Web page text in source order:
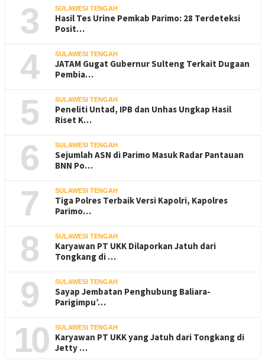
3 SULAWESI TENGAH
Hasil Tes Urine Pemkab Parimo: 28 Terdeteksi
Posit…
4 SULAWESI TENGAH
JATAM Gugat Gubernur Sulteng Terkait Dugaan
Pembia…
5 SULAWESI TENGAH
Peneliti Untad, IPB dan Unhas Ungkap Hasil
Riset K…
6 SULAWESI TENGAH
Sejumlah ASN di Parimo Masuk Radar Pantauan
BNN Po…
7 SULAWESI TENGAH
Tiga Polres Terbaik Versi Kapolri, Kapolres
Parimo…
8 SULAWESI TENGAH
Karyawan PT UKK Dilaporkan Jatuh dari
Tongkang di …
9 SULAWESI TENGAH
Sayap Jembatan Penghubung Baliara-
Parigimpu’…
10 SULAWESI TENGAH
Karyawan PT UKK yang Jatuh dari Tongkang di
Jetty …